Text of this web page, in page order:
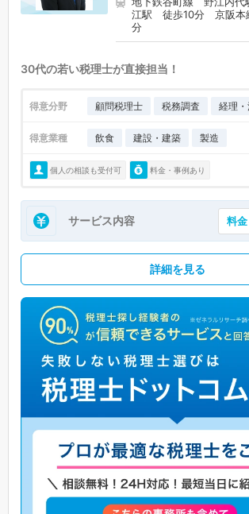
江駅 徒歩10分 京阪本
分
30代の若い税理士が直接担当！
得意分野 顧問税理士 税務調査 経理
得意業種 飲食 建設・建築 製造
個人の相談も受付可 料金・事例あり
サービス内容 料
詳細を見る